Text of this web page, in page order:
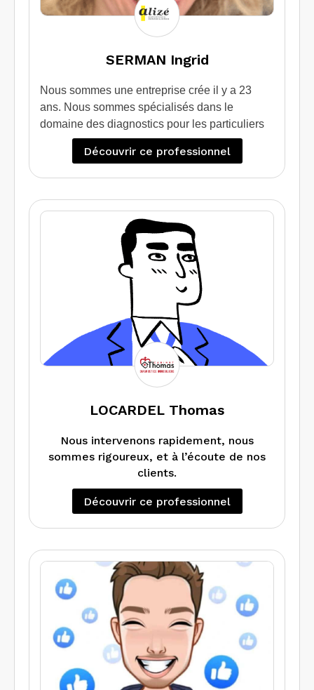
SERMAN Ingrid
Nous sommes une entreprise crée il y a 23
ans. Nous sommes spécialisés dans le
domaine des diagnostics pour les particuliers
qui souhaitent vendre / louer leur bien.
Egalement nous apportons une expertise et un
énergétique projeté.
Nous intervenons également sur des sites
professionnels et industriels
Découvrir ce professionnel
LOCARDEL Thomas
Nous intervenons rapidement, nous
sommes rigoureux, et à l’écoute de nos
clients.
Découvrir ce professionnel